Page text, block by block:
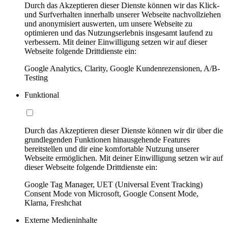
Durch das Akzeptieren dieser Dienste können wir das Klick-
und Surfverhalten innerhalb unserer Webseite nachvollziehen
und anonymisiert auswerten, um unsere Webseite zu
optimieren und das Nutzungserlebnis insgesamt laufend zu
verbessern. Mit deiner Einwilligung setzen wir auf dieser
Webseite folgende Drittdienste ein:
Google Analytics, Clarity, Google Kundenrezensionen, A/B-
Testing
Funktional
Durch das Akzeptieren dieser Dienste können wir dir über die
grundlegenden Funktionen hinausgehende Features
bereitstellen und dir eine komfortable Nutzung unserer
Webseite ermöglichen. Mit deiner Einwilligung setzen wir auf
dieser Webseite folgende Drittdienste ein:
Google Tag Manager, UET (Universal Event Tracking)
Consent Mode von Microsoft, Google Consent Mode,
Klarna, Freshchat
Externe Medieninhalte